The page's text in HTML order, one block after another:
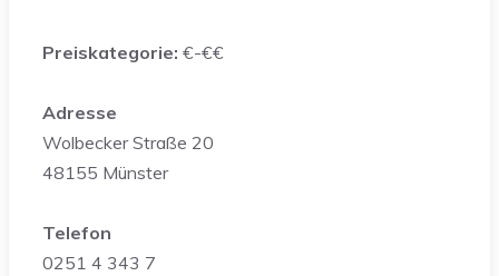
Preiskategorie: €-€€
Adresse
Wolbecker Straße 20
48155 Münster
Telefon
0251 4 343 7